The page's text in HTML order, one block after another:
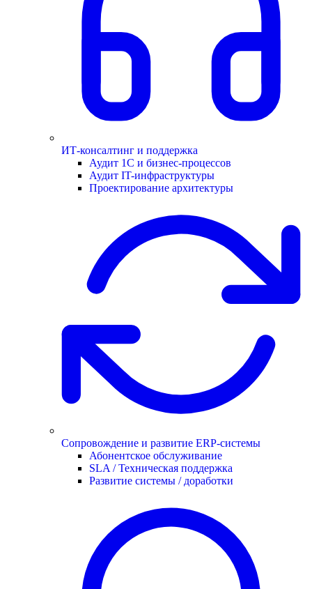
ИТ-консалтинг и поддержка
Аудит 1С и бизнес-процессов
Аудит IT-инфраструктуры
Проектирование архитектуры
Сопровождение и развитие ERP-системы
Абонентское обслуживание
SLA / Техническая поддержка
Развитие системы / доработки